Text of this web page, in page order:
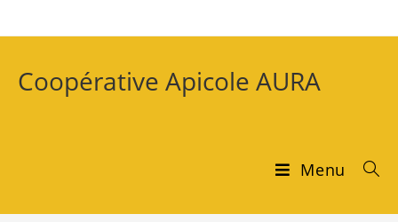
Coopérative Apicole AURA
Menu